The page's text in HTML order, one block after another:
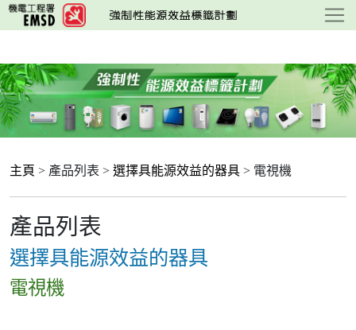
跳
至
要
內
容
主頁 > 產品列表 > 選擇具能源效益的器具 > 電視機
產品列表
選擇具能源效益的器具
電視機